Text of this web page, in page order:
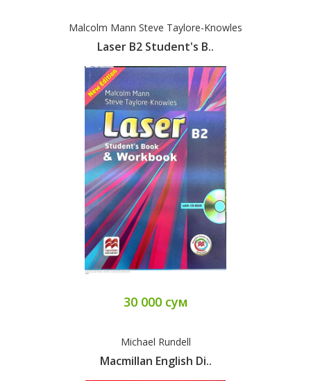
Malcolm Mann Steve Taylore-Knowles
Laser B2 Student's B..
30 000 сум
Michael Rundell
Macmillan English Di..